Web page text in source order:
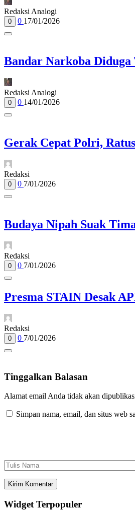
Redaksi Analogi
0 0 17/01/2026
Bandar Narkoba Diduga
Redaksi Analogi
0 0 14/01/2026
Gerak Cepat Polri,
Redaksi
0 0 7/01/2026
Budaya Nipah Suak
Redaksi
0 0 7/01/2026
Presma STAIN Desak
Redaksi
0 0 7/01/2026
Tinggalkan Balasan
Alamat email Anda tidak akan
Simpan nama, email, dan situs web
Widget Terpopuler